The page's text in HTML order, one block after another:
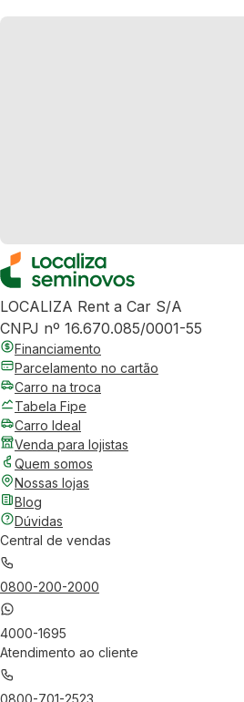
LOCALIZA Rent a Car S/A
CNPJ nº 16.670.085/0001-55
Financiamento
Parcelamento no cartão
Carro na troca
Tabela Fipe
Carro Ideal
Venda para lojistas
Quem somos
Nossas lojas
Blog
Dúvidas
Central de vendas
0800-200-2000
4000-1695
Atendimento ao cliente
0800-701-2523